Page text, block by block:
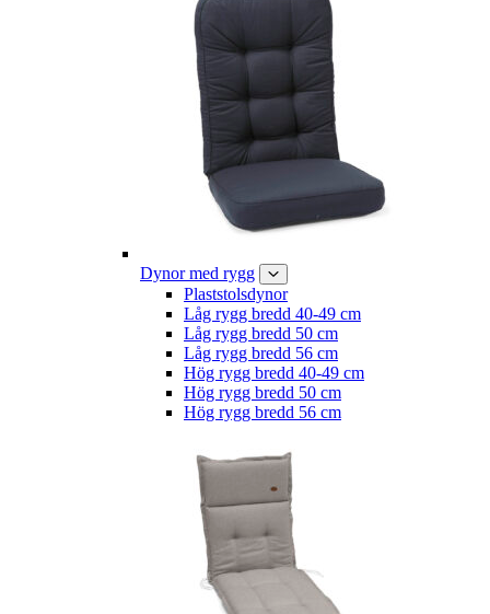
Dynor med rygg
Plaststolsdynor
Låg rygg bredd 40-49 cm
Låg rygg bredd 50 cm
Låg rygg bredd 56 cm
Hög rygg bredd 40-49 cm
Hög rygg bredd 50 cm
Hög rygg bredd 56 cm